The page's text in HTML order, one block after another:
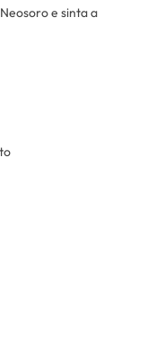
e sinta a